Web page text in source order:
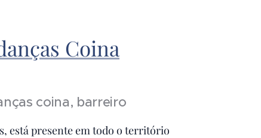
Coina
coina, barreiro
está presente em todo o território